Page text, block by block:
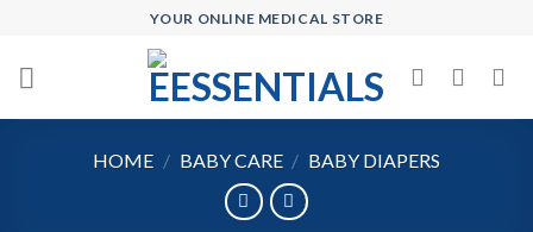
content
YOUR ONLINE MEDICAL STORE
HOME / BABY CARE / BABY DIAPERS